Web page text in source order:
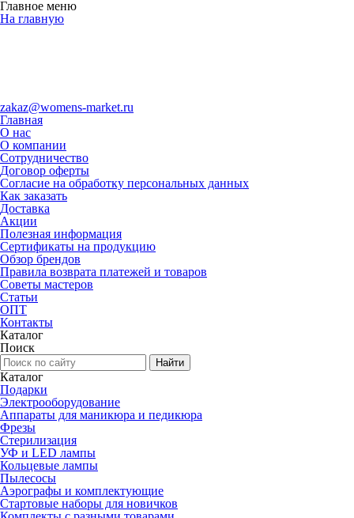
Главное меню
На главную
zakaz@womens-market.ru
Главная
О нас
О компании
Сотрудничество
Договор оферты
Согласие на обработку персональных данных
Как заказать
Доставка
Акции
Полезная информация
Сертификаты на продукцию
Обзор брендов
Правила возврата платежей и товаров
Советы мастеров
Статьи
ОПТ
Контакты
Каталог
Поиск
Каталог
Подарки
Электро­оборудование
Аппараты для маникюра и педикюра
Фрезы
Стерилизация
УФ и LED лампы
Кольцевые лампы
Пылесосы
Аэрографы и комплектующие
Стартовые наборы для новичков